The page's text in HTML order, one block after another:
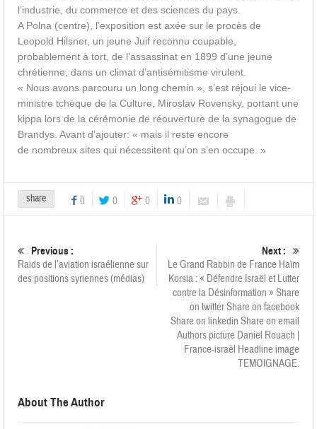
l’industrie, du commerce et des sciences du pays.
A Polna (centre), l’exposition est axée sur le procès de
Leopold Hilsner, un jeune Juif reconnu coupable,
probablement à tort, de l’assassinat en 1899 d’une jeune
chrétienne, dans un climat d’antisémitisme virulent.
« Nous avons parcouru un long chemin », s’est réjoui le vice-
ministre tchèque de la Culture, Miroslav Rovensky, portant une
kippa lors de la cérémonie de réouverture de la synagogue de
Brandys. Avant d’ajouter: « mais il reste encore
de nombreux sites qui nécessitent qu’on s’en occupe. »
share 0 0 0 0
Previous :
Raids de l’aviation israélienne sur
des positions syriennes (médias)
Next :
Le Grand Rabbin de France Haïm
Korsia : « Défendre Israël et Lutter
contre la Désinformation » Share
on twitter Share on facebook
Share on linkedin Share on email
Authors picture Daniel Rouach |
France-israël Headline image
TEMOIGNAGE.
About The Author